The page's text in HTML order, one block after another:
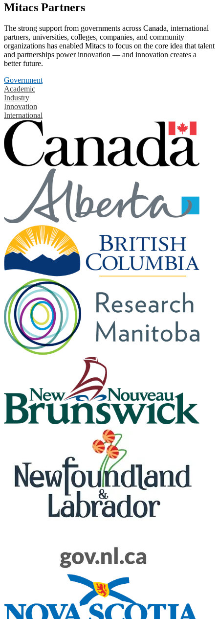
Mitacs Partners
The strong support from governments across Canada, international
partners, universities, colleges, companies, and community
organizations has enabled Mitacs to focus on the core idea that talent
and partnerships power innovation — and innovation creates a
better future.
Government
Academic
Industry
Innovation
International